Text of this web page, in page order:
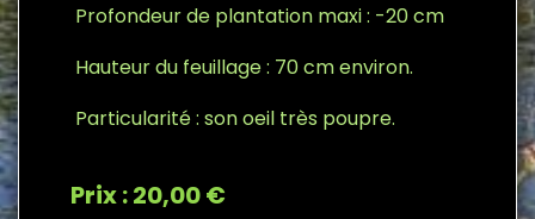
Profondeur de plantation maxi : -20 cm
Hauteur du feuillage : 70 cm environ.
Particularité : son oeil très poupre.
Prix : 20,00 €